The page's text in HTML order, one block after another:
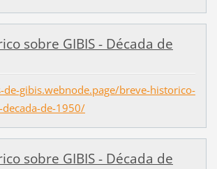
sobre GIBIS - Década de
gibis.webnode.page/breve-historico-
de-1950/
sobre GIBIS - Década de